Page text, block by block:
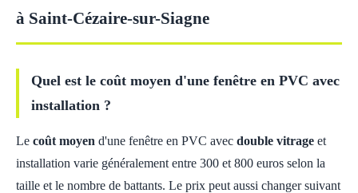
à Saint-Cézaire-sur-Siagne
Quel est le coût moyen d'une fenêtre en PVC avec
installation ?
Le coût moyen d'une fenêtre en PVC avec double vitrage et
installation varie généralement entre 300 et 800 euros selon la
taille et le nombre de battants. Le prix peut aussi changer suivant